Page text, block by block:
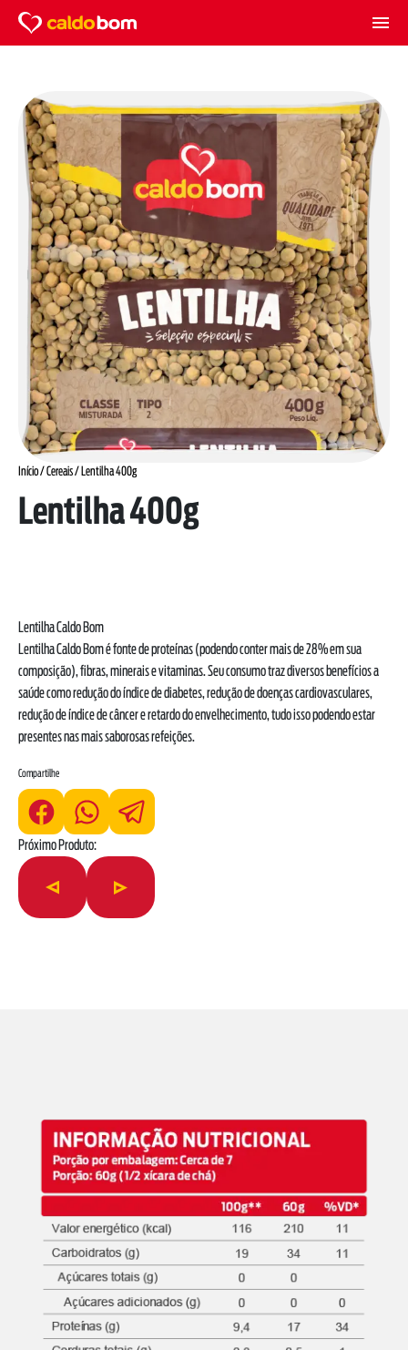
Início/ Cereais/ Lentilha 400g
Lentilha 400g
Lentilha Caldo Bom
Lentilha Caldo Bom é fonte de proteínas (podendo conter mais de 28% em sua
composição), fibras, minerais e vitaminas. Seu consumo traz diversos benefícios a
saúde como redução do índice de diabetes, redução de doenças cardiovasculares,
redução de índice de câncer e retardo do envelhecimento, tudo isso podendo estar
presentes nas mais saborosas refeições.
Compartilhe
Próximo Produto: